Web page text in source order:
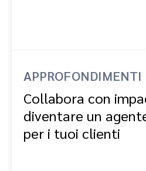
APPROFONDIMENTI
Collabora con
diventare un
per i tuoi clienti